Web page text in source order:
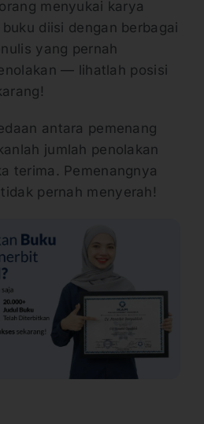
menyukai karya
diisi dengan berbagai
yang pernah
— lihatlah posisi
antara pemenang
jumlah penolakan
terima. Pemenangnya
pernah menyerah!